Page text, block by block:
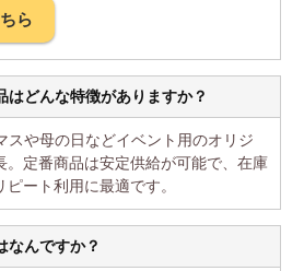
ら
はどんな特徴がありますか？
スや母の日などイベント用のオリジ
。定番商品は安定供給が可能で、在庫
ート利用に最適です。
なんですか？